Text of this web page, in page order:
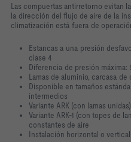
Las compuertas antirretorno evitan
la dirección del flujo de aire de la
climatización está fuera de
Estancas a una presión
clase 4
Diferencia de presión máxima:
Lamas de aluminio, carcasa
Disponible en tamaños
intermedios
Variante ARK (con lamas
Variante ARK-1 (con topes de
constantes de aire
Instalación horizontal o